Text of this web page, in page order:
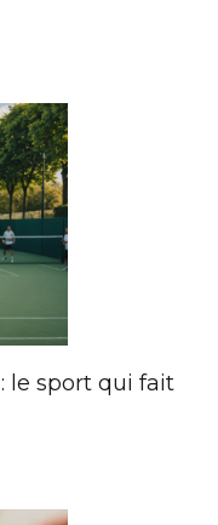
le sport qui fait